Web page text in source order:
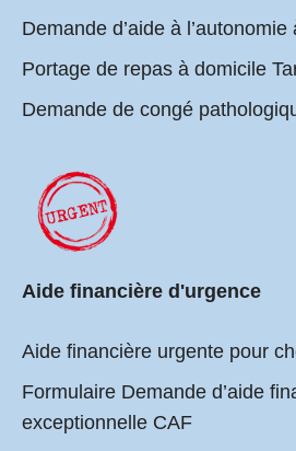
Demande d’aide à
Portage de repas à domicile
Demande de congé
Aide financière d'urgence
Aide financière urgente pour
Formulaire Demande d’aide
exceptionnelle CAF